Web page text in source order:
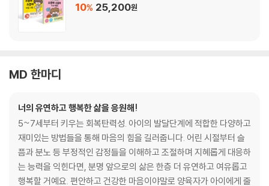
10% 25,200원
MD 한마디
너의 유연하고 행복한 삶을 응원해!
5~7세부터 키우는 회복탄력성. 아이의 발달단계에 적합한 다양하고
재미있는 방법들을 통해 마음의 힘을 길러줍니다. 어린 시절부터 슬
픔과 분노 등 부정적인 감정들을 이해하고 조절하며 지혜롭게 대응하
는 능력을 익힌다면, 분명 앞으로의 삶은 한층 더 유연하고 여유롭고
행복할 거예요. 편안하고 건강한 마음이야말로 양육자가 아이에게 줄